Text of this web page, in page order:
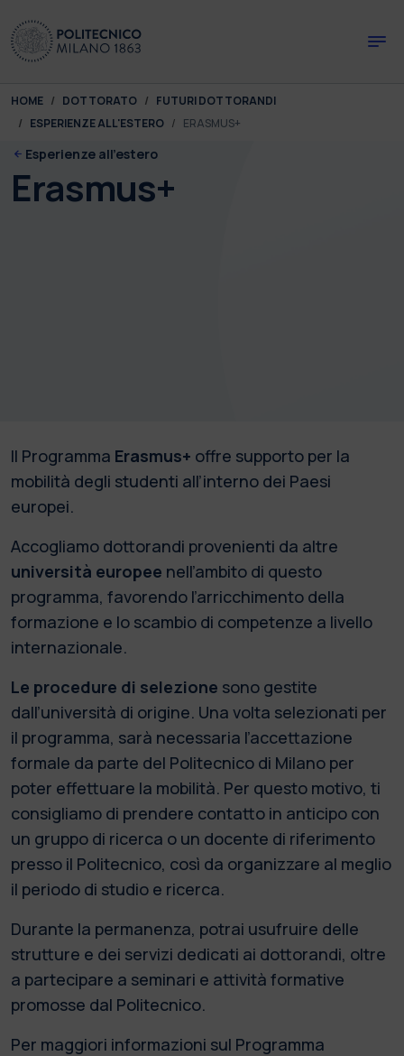
You are here:
HOME DOTTORATO
FUTURI DOTTORANDI
ESPERIENZE ALL'ESTERO
ERASMUS+
Esperienze all'estero
Erasmus+
Il Programma Erasmus+ offre supporto per la
mobilità degli studenti all’interno dei Paesi
europei.
Accogliamo dottorandi provenienti da altre
università europee nell’ambito di questo
programma, favorendo l’arricchimento della
formazione e lo scambio di competenze a livello
internazionale.
Le procedure di selezione sono gestite
dall’università di origine. Una volta selezionati per
il programma, sarà necessaria l’accettazione
formale da parte del Politecnico di Milano per
poter effettuare la mobilità. Per questo motivo, ti
consigliamo di prendere contatto in anticipo con
un gruppo di ricerca o un docente di riferimento
presso il Politecnico, così da organizzare al meglio
il periodo di studio e ricerca.
Durante la permanenza, potrai usufruire delle
strutture e dei servizi dedicati ai dottorandi, oltre
a partecipare a seminari e attività formative
promosse dal Politecnico.
Per maggiori informazioni sul Programma